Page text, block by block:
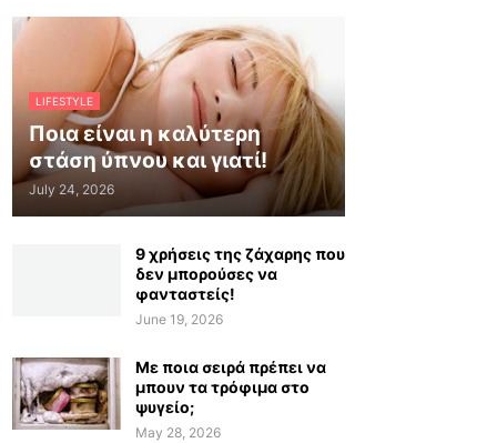
LIFESTYLE
Ποια είναι η καλύτερη
στάση ύπνου και γιατί!
July 24, 2026
9 χρήσεις της ζάχαρης που
δεν μπορούσες να
φανταστείς!
June 19, 2026
Με ποια σειρά πρέπει να
μπουν τα τρόφιμα στο
ψυγείο;
May 28, 2026